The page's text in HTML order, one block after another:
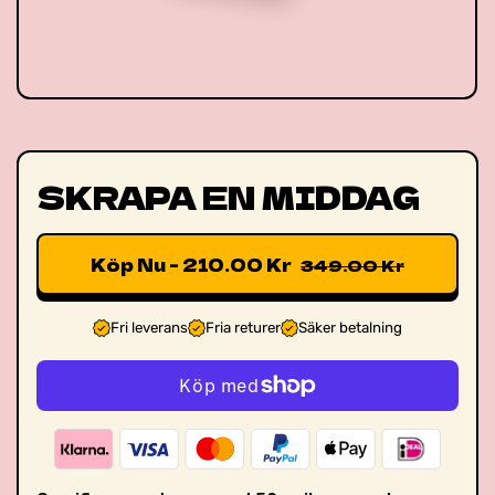
SKRAPA EN MIDDAG
Köp Nu - 210.00 Kr 349.00 Kr
Fri leverans Fria returer Säker betalning